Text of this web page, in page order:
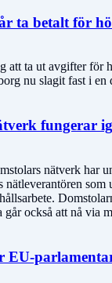
ta betalt för
att ta ut avgifter för
nu slagit fast i en
fungerar
nätverk har
nätleverantören som
går också att nå via
EU-